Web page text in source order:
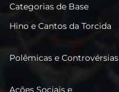
Categorias de Base
Hino e Cantos da Torcida
Polêmicas e Controvérsias
Ações Sociais e